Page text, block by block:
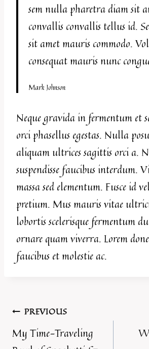
sem nulla pharetra diam sit
convallis convallis tellus id.
sit amet mauris commodo.
consequat mauris nunc
Mark Johnson
Neque gravida in fermentum et
orci phasellus egestas. Nulla
aliquam ultrices sagittis orci a.
suspendisse faucibus interdum.
massa sed elementum. Fusce id
pretium. Mus mauris vitae
lobortis scelerisque fermentum
ornare quam viverra. Lorem
faucibus et molestie ac.
POST
PREVIOUS
My Time-Traveling